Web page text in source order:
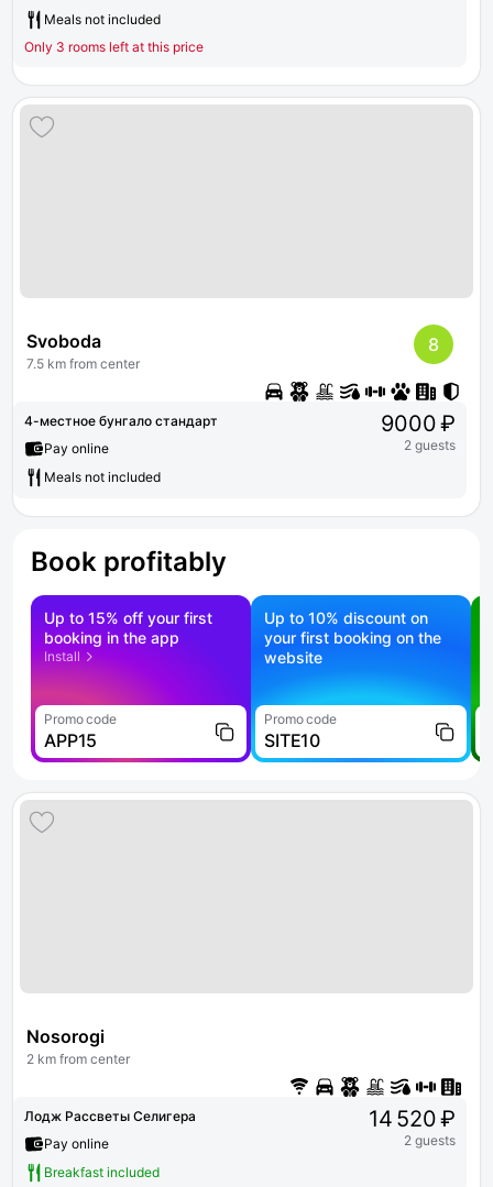
Meals not included
Only 3 rooms left at this price
Svoboda
7.5 km from center
8
4-местное бунгало стандарт
Pay online
Meals not included
9000 ₽
2 guests
Book profitably
Up to 15% off your first
booking in the app
Install
Promo code
APP15
Up to 10% discount on
your first booking on the
website
Promo code
SITE10
Nosorogi
2 km from center
Лодж Рассветы Селигера
Pay online
Breakfast included
14 520 ₽
2 guests